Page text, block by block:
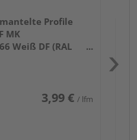
Profile
MK
Weiß DF (RAL
3,99 € / lfm